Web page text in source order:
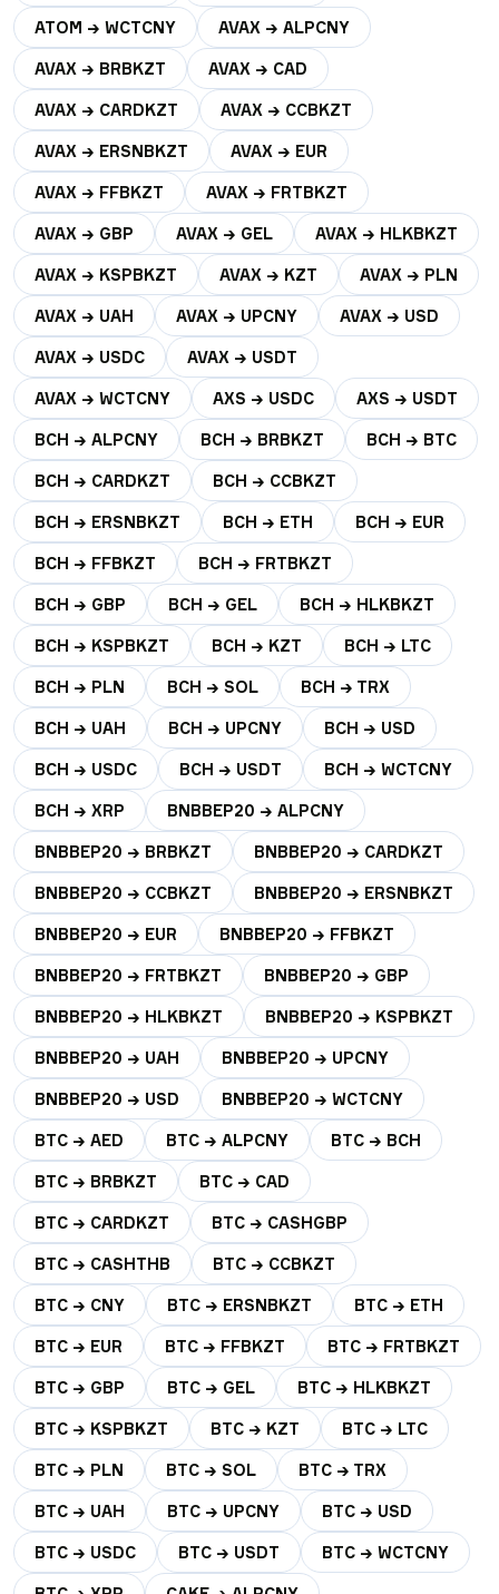
ATOM → WCTCNY AVAX → ALPCNY
AVAX → BRBKZT AVAX → CAD
AVAX → CARDKZT AVAX → CCBKZT
AVAX → ERSNBKZT AVAX → EUR
AVAX → FFBKZT AVAX → FRTBKZT
AVAX → GBP AVAX → GEL AVAX → HLKBKZT
AVAX → KSPBKZT AVAX → KZT AVAX → PLN
AVAX → UAH AVAX → UPCNY AVAX → USD
AVAX → USDC AVAX → USDT
AVAX → WCTCNY AXS → USDC AXS → USDT
BCH → ALPCNY BCH → BRBKZT BCH → BTC
BCH → CARDKZT BCH → CCBKZT
BCH → ERSNBKZT BCH → ETH BCH → EUR
BCH → FFBKZT BCH → FRTBKZT
BCH → GBP BCH → GEL BCH → HLKBKZT
BCH → KSPBKZT BCH → KZT BCH → LTC
BCH → PLN BCH → SOL BCH → TRX
BCH → UAH BCH → UPCNY BCH → USD
BCH → USDC BCH → USDT BCH → WCTCNY
BCH → XRP BNBBEP20 → ALPCNY
BNBBEP20 → BRBKZT BNBBEP20 → CARDKZT
BNBBEP20 → CCBKZT BNBBEP20 → ERSNBKZT
BNBBEP20 → EUR BNBBEP20 → FFBKZT
BNBBEP20 → FRTBKZT BNBBEP20 → GBP
BNBBEP20 → HLKBKZT BNBBEP20 → KSPBKZT
BNBBEP20 → UAH BNBBEP20 → UPCNY
BNBBEP20 → USD BNBBEP20 → WCTCNY
BTC → AED BTC → ALPCNY BTC → BCH
BTC → BRBKZT BTC → CAD
BTC → CARDKZT BTC → CASHGBP
BTC → CASHTHB BTC → CCBKZT
BTC → CNY BTC → ERSNBKZT BTC → ETH
BTC → EUR BTC → FFBKZT BTC → FRTBKZT
BTC → GBP BTC → GEL BTC → HLKBKZT
BTC → KSPBKZT BTC → KZT BTC → LTC
BTC → PLN BTC → SOL BTC → TRX
BTC → UAH BTC → UPCNY BTC → USD
BTC → USDC BTC → USDT BTC → WCTCNY